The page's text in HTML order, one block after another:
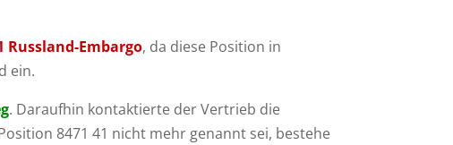
Embargo, da diese Position in
ein.
. Daraufhin kontaktierte der Vertrieb die
8471 41 nicht mehr genannt sei, bestehe